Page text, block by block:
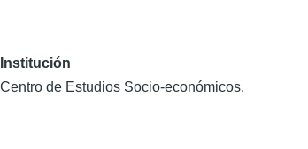
Institución
Centro de Estudios Socio-económicos.